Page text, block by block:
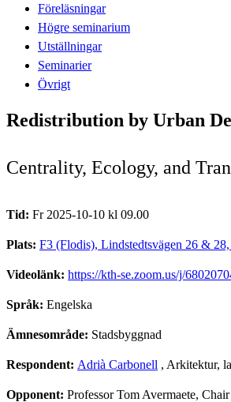
Föreläsningar
Högre seminarium
Utställningar
Seminarier
Övrigt
Redistribution by Urban
Centrality, Ecology, and
Tid: Fr 2025-10-10 kl 09.00
Plats: F3 (Flodis), Lindstedtsvägen 26 &
Videolänk: https://kth-se.zoom.us/j/
Språk: Engelska
Ämnesområde: Stadsbyggnad
Respondent: Adrià Carbonell , Arkitektur,
Opponent: Professor Tom Avermaete,